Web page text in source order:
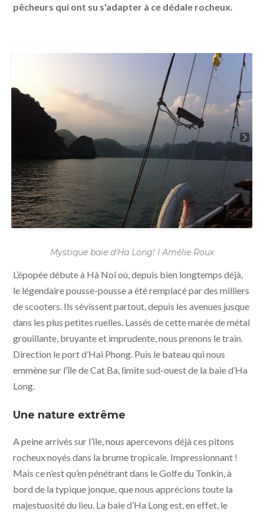
pêcheurs qui ont su s'adapter à ce dédale rocheux.
Mystique baie d'Ha Long! l Amélie Roux
L’épopée débute à Hà Noî où, depuis bien longtemps déjà,
le légendaire pousse-pousse a été remplacé par des milliers
de scooters. Ils sévissent partout, depuis les avenues jusque
dans les plus petites ruelles. Lassés de cette marée de métal
grouillante, bruyante et imprudente, nous prenons le train.
Direction le port d’Hai Phong. Puis le bateau qui nous
emmène sur l’île de Cat Ba, limite sud-ouest de la baie d’Ha
Long.
Une nature extrême
A peine arrivés sur l’île, nous apercevons déjà ces pitons
rocheux noyés dans la brume tropicale. Impressionnant !
Mais ce n’est qu’en pénétrant dans le Golfe du Tonkin, à
bord de la typique jonque, que nous apprécions toute la
majestuosité du lieu. La baie d’Ha Long est, en effet, le